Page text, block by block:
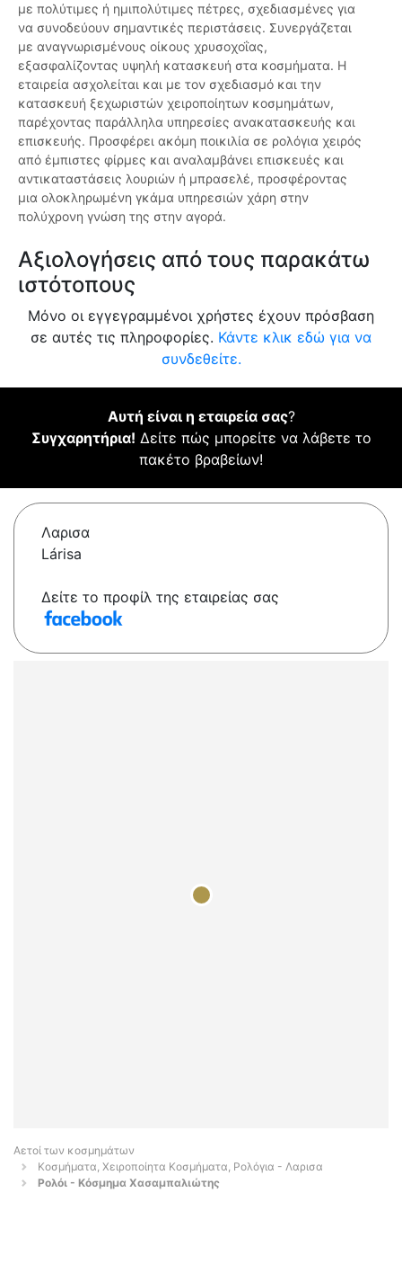
με πολύτιμες ή ημιπολύτιμες πέτρες, σχεδιασμένες για
να συνοδεύουν σημαντικές περιστάσεις. Συνεργάζεται
με αναγνωρισμένους οίκους χρυσοχοΐας,
εξασφαλίζοντας υψηλή κατασκευή στα κοσμήματα. Η
εταιρεία ασχολείται και με τον σχεδιασμό και την
κατασκευή ξεχωριστών χειροποίητων κοσμημάτων,
παρέχοντας παράλληλα υπηρεσίες ανακατασκευής και
επισκευής. Προσφέρει ακόμη ποικιλία σε ρολόγια χειρός
από έμπιστες φίρμες και αναλαμβάνει επισκευές και
αντικαταστάσεις λουριών ή μπρασελέ, προσφέροντας
μια ολοκληρωμένη γκάμα υπηρεσιών χάρη στην
πολύχρονη γνώση της στην αγορά.
Αξιολογήσεις από τους παρακάτω
ιστότοπους
Μόνο οι εγγεγραμμένοι χρήστες έχουν πρόσβαση
σε αυτές τις πληροφορίες. Κάντε κλικ εδώ για να
συνδεθείτε.
Αυτή είναι η εταιρεία σας?
Συγχαρητήρια! Δείτε πώς μπορείτε να λάβετε το
πακέτο βραβείων!
Λαρισα
Lárisa
Δείτε το προφίλ της εταιρείας σας
Αετοί των κοσμημάτων
Κοσμήματα, Χειροποίητα Κοσμήματα, Ρολόγια - Λαρισα
Ρολόι - Κόσμημα Χασαμπαλιώτης